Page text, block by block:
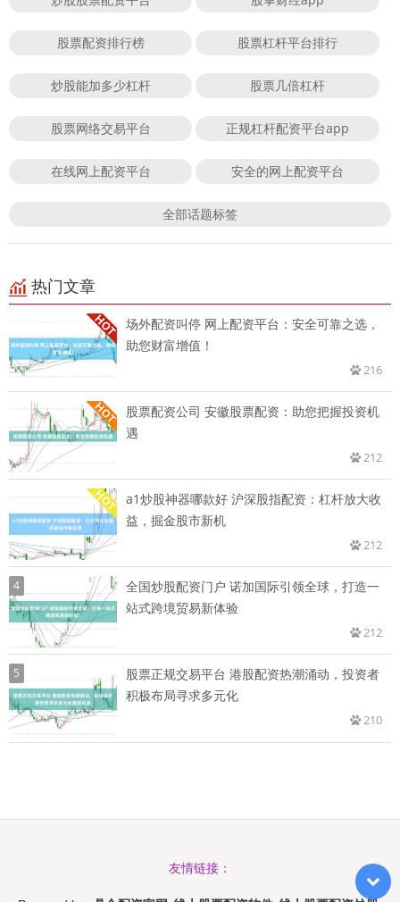
股票配资排行榜 股票杠杆平台排行
炒股能加多少杠杆 股票几倍杠杆
股票网络交易平台 正规杠杆配资平台app
在线网上配资平台 安全的网上配资平台
全部话题标签
热门文章
场外配资叫停 网上配资平台：安全可靠之选，
助您财富增值！
216
股票配资公司 安徽股票配资：助您把握投资机
遇
212
a1炒股神器哪款好 沪深股指配资：杠杆放大收
益，掘金股市新机
212
4
全国炒股配资门户 诺加国际引领全球，打造一
站式跨境贸易新体验
212
5
股票正规交易平台 港股配资热潮涌动，投资者
积极布局寻求多元化
210
友情链接：